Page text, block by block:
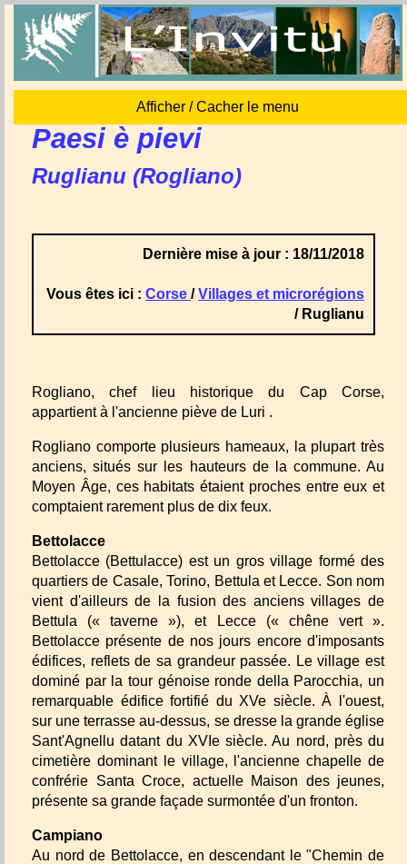
Afficher / Cacher le menu
Paesi è pievi
Ruglianu (Rogliano)
Dernière mise à jour : 18/11/2018
Vous êtes ici : Corse /Villages et microrégions
/ Ruglianu
Rogliano, chef lieu historique du Cap Corse,
appartient à l'ancienne piève de Luri .
Rogliano comporte plusieurs hameaux, la plupart très
anciens, situés sur les hauteurs de la commune. Au
Moyen Âge, ces habitats étaient proches entre eux et
comptaient rarement plus de dix feux.
Bettolacce
Bettolacce (Bettulacce) est un gros village formé des
quartiers de Casale, Torino, Bettula et Lecce. Son nom
vient d'ailleurs de la fusion des anciens villages de
Bettula (« taverne »), et Lecce (« chêne vert ».
Bettolacce présente de nos jours encore d'imposants
édifices, reflets de sa grandeur passée. Le village est
dominé par la tour génoise ronde della Parocchia, un
remarquable édifice fortifié du XVe siècle. À l'ouest,
sur une terrasse au-dessus, se dresse la grande église
Sant'Agnellu datant du XVIe siècle. Au nord, près du
cimetière dominant le village, l'ancienne chapelle de
confrérie Santa Croce, actuelle Maison des jeunes,
présente sa grande façade surmontée d'un fronton.
Campiano
Au nord de Bettolacce, en descendant le "Chemin de